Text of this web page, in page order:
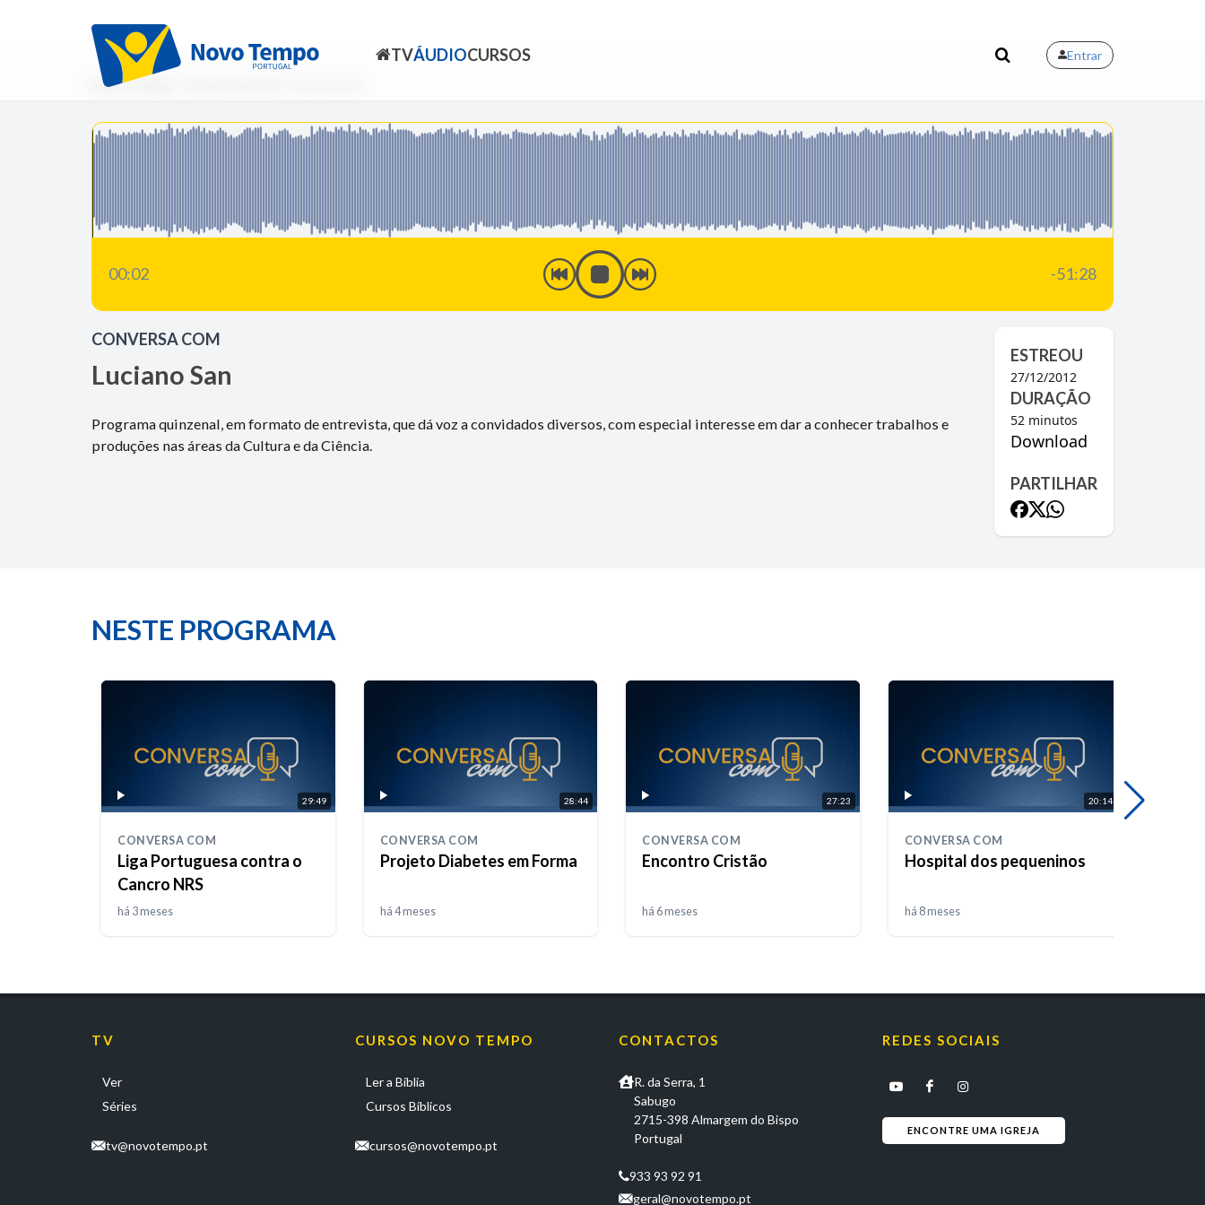
TVÁUDIOCURSOS Entrar
Início Rádio
00:03 -51:27
CONVERSA COM
Luciano San
Programa quinzenal, em formato de entrevista, que dá voz a convidados diversos, com especial interesse em dar a conhecer trabalhos e
produções nas áreas da Cultura e da Ciência.
ESTREOU
27/12/2012
DURAÇÃO
52 minutos
Download
PARTILHAR
NESTE PROGRAMA
29:49
CONVERSA COM
Liga Portuguesa contra o
Cancro NRS
há 3 meses
28:44
CONVERSA COM
Projeto Diabetes em Forma
há 4 meses
27:23
CONVERSA COM
Encontro Cristão
há 6 meses
20:14
CONVERSA COM
Hospital dos pequeninos
há 8 meses
TV
Ver
Séries
tv@novotempo.pt
CURSOS NOVO TEMPO
Ler a Bíblia
Cursos Bíblicos
cursos@novotempo.pt
CONTACTOS
R. da Serra, 1
Sabugo
2715-398 Almargem do Bispo
Portugal
933 93 92 91
geral@novotempo.pt
REDES SOCIAIS
ENCONTRE UMA IGREJA